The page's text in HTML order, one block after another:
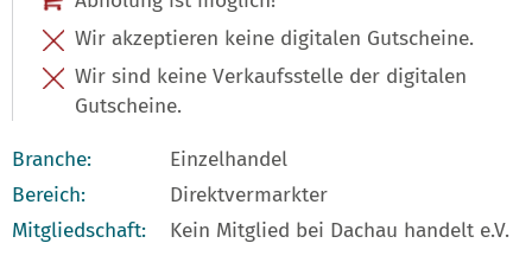
Wir akzeptieren keine digitalen Gutscheine.
Wir sind keine Verkaufsstelle der digitalen
Gutscheine.
Branche:
Einzelhandel
Bereich:
Direktvermarkter
Mitgliedschaft:
Kein Mitglied bei Dachau handelt e.V.